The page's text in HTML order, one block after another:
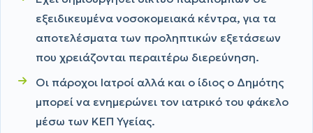
εξειδικευμένα νοσοκομειακά κέντρα, για τα
αποτελέσματα των προληπτικών εξετάσεων
που χρειάζονται περαιτέρω διερεύνηση.
Οι πάροχοι Ιατροί αλλά και ο ίδιος ο Δημότης
μπορεί να ενημερώνει τον ιατρικό του φάκελο
μέσω των ΚΕΠ Υγείας.